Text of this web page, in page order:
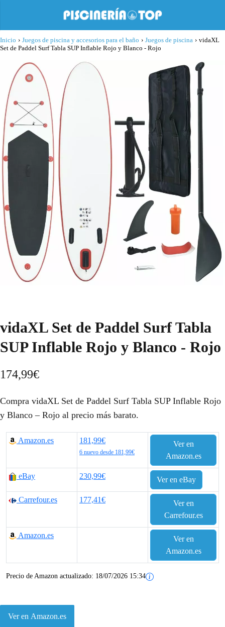
Inicio › Juegos de piscina y accesorios para el baño › Juegos de piscina › vidaXL
Set de Paddel Surf Tabla SUP Inflable Rojo y Blanco - Rojo
vidaXL Set de Paddel Surf Tabla
SUP Inflable Rojo y Blanco - Rojo
174,99€
Compra vidaXL Set de Paddel Surf Tabla SUP Inflable Rojo
y Blanco – Rojo al precio más barato.
Amazon.es 181,99€
6 nuevo desde 181,99€
Ver en
Amazon.es
eBay 230,99€ Ver en eBay
Carrefour.es 177,41€
Ver en
Carrefour.es
Amazon.es
Ver en
Amazon.es
Precio de Amazon actualizado: 18/07/2026 15:34
Ver en Amazon.es